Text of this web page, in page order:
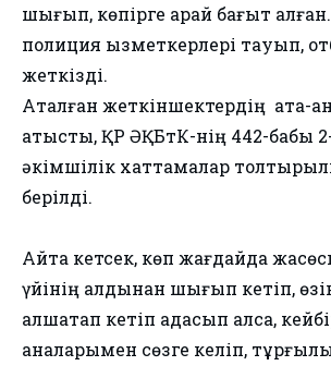
шығып, көпірге қарай бағыт
полиция қызметкерлері тауып,
жеткізді.
Аталған жеткіншектердің ата-
қатысты, ҚР ӘҚБтК-нің 442-бабы
әкімшілік хаттамалар
берілді.
Айта кетсек, көп жағдайда
үйінің алдынан шығып кетіп,
алшақтап кетіп адасып қалса,
аналарымен сөзге келіп,